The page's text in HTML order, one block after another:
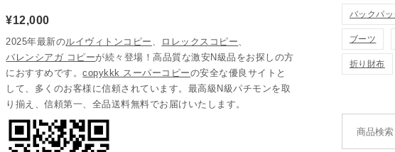
¥12,000
2025年最新のルイヴィトンコピー ロレックスコピー
バレンシアガ コピーが続々登場！高品質な激安N級品をお探しの方
におすすめです。copykkk スーパーコピーの安全な優良サイトと
して、多くのお客様に信頼されています。最高級N級パチモンを取
り揃え、信頼第一、全品送料無料でお届けいたします。
バックパッ
ブーツ
折り財布